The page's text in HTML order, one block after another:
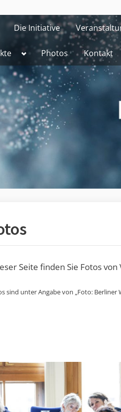
Die Initiative
Toggle
menu
Photos Kontakt
Seite finden Sie Fotos
sind unter Angabe von „Foto: Berliner